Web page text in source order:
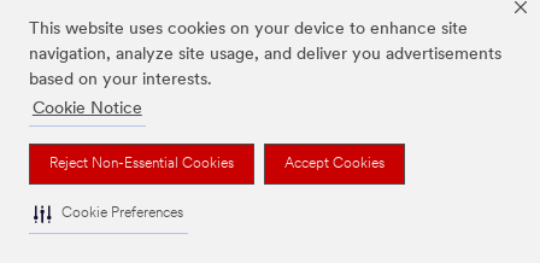
This website uses cookies on your device to enhance site
navigation, analyze site usage, and deliver you advertisements
based on your interests.
Cookie Notice
Reject Non-Essential Cookies Accept Cookies
Cookie Preferences